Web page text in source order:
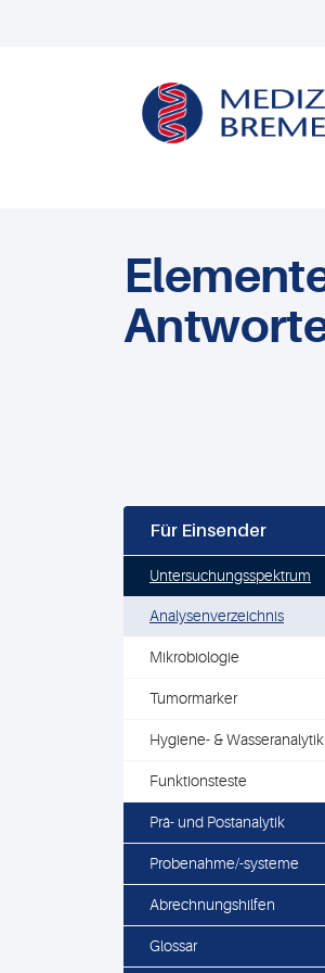
Für Einsender
Untersuchungsspektrum
Analysenverzeichnis
Mikrobiologie
Tumormarker
Hygiene- & Wasseranalytik
Funktionsteste
Prä- und Postanalytik
Probenahme/-systeme
Abrechnungshilfen
Glossar